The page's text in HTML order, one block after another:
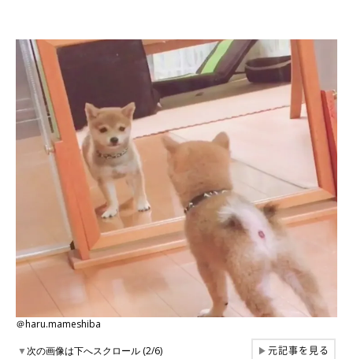
＠haru.mameshiba
▼次の画像は下へスクロール (2/6) ▶元記事を見る